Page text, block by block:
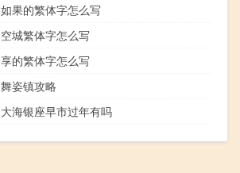
如果的繁体字怎么写
空城繁体字怎么写
享的繁体字怎么写
舞姿镇攻略
大海银座早市过年有吗